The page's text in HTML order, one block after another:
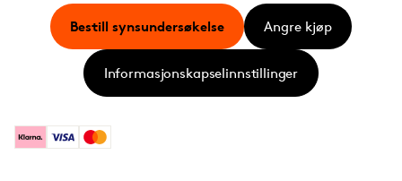
KlarnaVisa Mastercard
Bestill synsundersøkelse Angre kjøp
Informasjonskapselinnstillinger